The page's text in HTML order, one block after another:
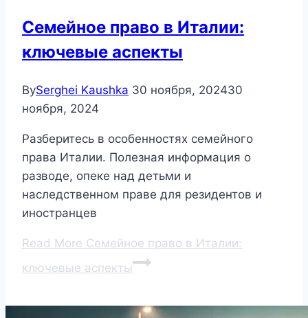
Семейное право в Италии:
ключевые аспекты
BySerghei Kaushka 30 ноября, 202430
ноября, 2024
Разберитесь в особенностях семейного
права Италии. Полезная информация о
разводе, опеке над детьми и
наследственном праве для резидентов и
иностранцев
Read More Семейное право в Италии:
ключевые аспекты